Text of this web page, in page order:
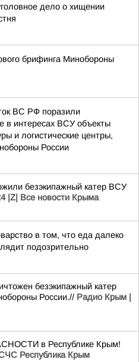
дело о хищении
брифинга Минобороны
ВС РФ поразили
в интересах ВСУ объекты
и логистические центры,
России
безэкипажный катер ВСУ
|Z| Все новости Крыма
в том, что еда далеко
подозрительно
безэкипажный катер
России.// Радио Крым |
в Республике Крым!
Республика Крым